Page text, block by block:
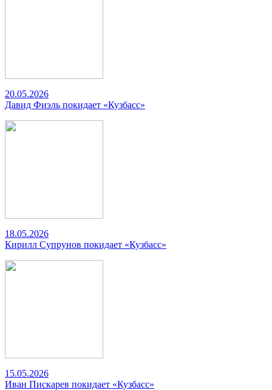
20.05.2026
Давид Фиэль покидает «Кузбасс»
18.05.2026
Кирилл Супрунов покидает «Кузбасс»
15.05.2026
Иван Пискарев покидает «Кузбасс»